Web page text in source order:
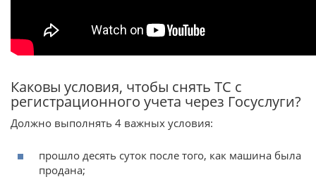
Каковы условия, чтобы снять ТС с
регистрационного учета через Госуслуги?
Должно выполнять 4 важных условия:
прошло десять суток после того, как машина была
продана;